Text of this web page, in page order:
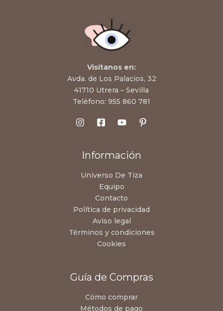
Visítanos en:
Avda. de Los Palacios, 32
41710 Utrera – Sevilla
Teléfono: 955 860 781
Información
Universo De Tiza
Equipo
Contacto
Política de privacidad
Aviso legal
Términos y condiciones
Cookies
Guía de Compras
Cómo comprar
Métodos de pago